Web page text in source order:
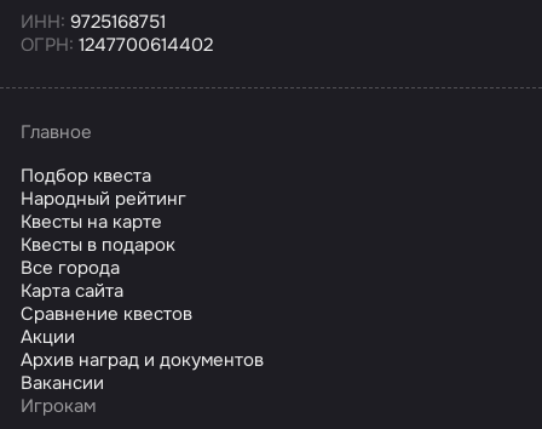
ИНН: 9725168751
ОГРН: 1247700614402
Главное
Подбор квеста
Народный рейтинг
Квесты на карте
Квесты в подарок
Все города
Карта сайта
Сравнение квестов
Акции
Архив наград и документов
Вакансии
Игрокам